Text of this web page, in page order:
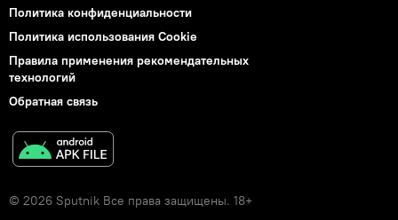
Политика конфиденциальности
Политика использования Cookie
Правила применения рекомендательных
технологий
Обратная связь
© 2026 Sputnik Все права защищены. 18+